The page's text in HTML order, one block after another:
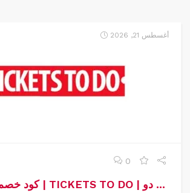
أغسطس 21, 2026
0
كود خصم تيكتس تو دو | TICKETS TO DO | كوبون خصم تيكتس تو دو